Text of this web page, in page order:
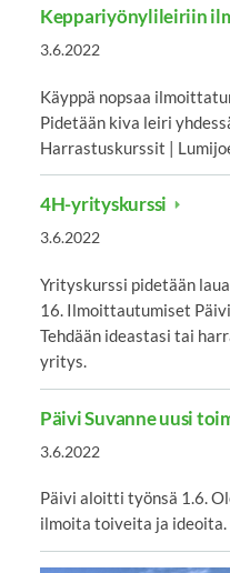
Keppariyönylileiriin
3.6.2022
Käyppä nopsaa
Pidetään kiva leiri
Harrastuskurssit |
4H-yrityskurssi
3.6.2022
Yrityskurssi pidetään
16. Ilmoittautumiset
Tehdään ideastasi tai
yritys.
Päivi Suvanne uusi
3.6.2022
Päivi aloitti työnsä 1.6.
ilmoita toiveita ja ideoita.